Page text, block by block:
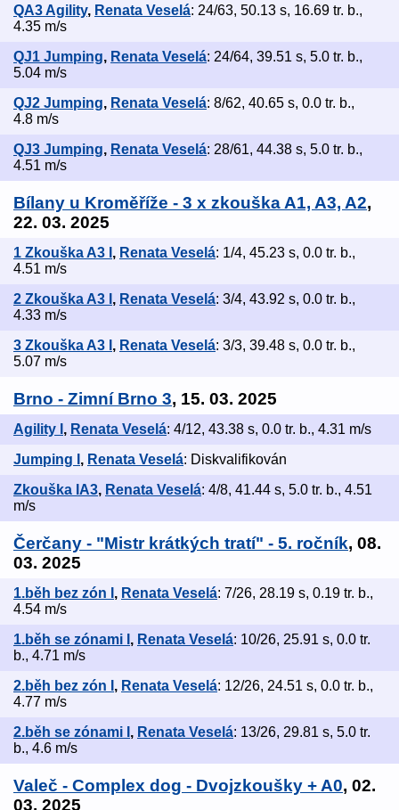
QA3 Agility, Renata Veselá: 24/63, 50.13 s, 16.69 tr. b.,
4.35 m/s
QJ1 Jumping, Renata Veselá: 24/64, 39.51 s, 5.0 tr. b.,
5.04 m/s
QJ2 Jumping, Renata Veselá: 8/62, 40.65 s, 0.0 tr. b.,
4.8 m/s
QJ3 Jumping, Renata Veselá: 28/61, 44.38 s, 5.0 tr. b.,
4.51 m/s
Bílany u Kroměříže - 3 x zkouška A1, A3, A2,
22. 03. 2025
1 Zkouška A3 I , Renata Veselá: 1/4, 45.23 s, 0.0 tr. b.,
4.51 m/s
2 Zkouška A3 I , Renata Veselá: 3/4, 43.92 s, 0.0 tr. b.,
4.33 m/s
3 Zkouška A3 I , Renata Veselá: 3/3, 39.48 s, 0.0 tr. b.,
5.07 m/s
Brno - Zimní Brno 3, 15. 03. 2025
Agility I , Renata Veselá: 4/12, 43.38 s, 0.0 tr. b., 4.31 m/s
Jumping I , Renata Veselá: Diskvalifikován
Zkouška IA3, Renata Veselá: 4/8, 41.44 s, 5.0 tr. b., 4.51
m/s
Čerčany - "Mistr krátkých tratí" - 5. ročník, 08.
03. 2025
1.běh bez zón I , Renata Veselá: 7/26, 28.19 s, 0.19 tr. b.,
4.54 m/s
1.běh se zónami I , Renata Veselá: 10/26, 25.91 s, 0.0 tr.
b., 4.71 m/s
2.běh bez zón I , Renata Veselá: 12/26, 24.51 s, 0.0 tr. b.,
4.77 m/s
2.běh se zónami I , Renata Veselá: 13/26, 29.81 s, 5.0 tr.
b., 4.6 m/s
Valeč - Complex dog - Dvojzkoušky + A0, 02.
03. 2025